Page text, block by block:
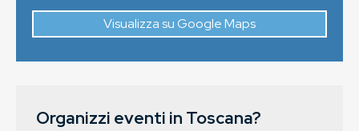
Visualizza su Google Maps
Organizzi eventi in Toscana?